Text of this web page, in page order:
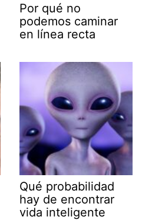
Por qué no
podemos caminar
en línea recta
Qué probabilidad
hay de encontrar
vida inteligente